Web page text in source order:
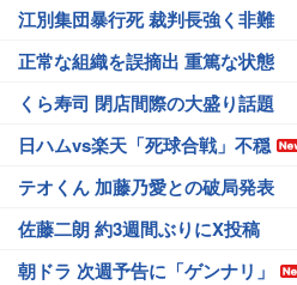
江別集団暴行死 裁判長強く非難
正常な組織を誤摘出 重篤な状態
くら寿司 閉店間際の大盛り話題
日ハムvs楽天「死球合戦」不穏
テオくん 加藤乃愛との破局発表
佐藤二朗 約3週間ぶりにX投稿
朝ドラ 次週予告に「ゲンナリ」